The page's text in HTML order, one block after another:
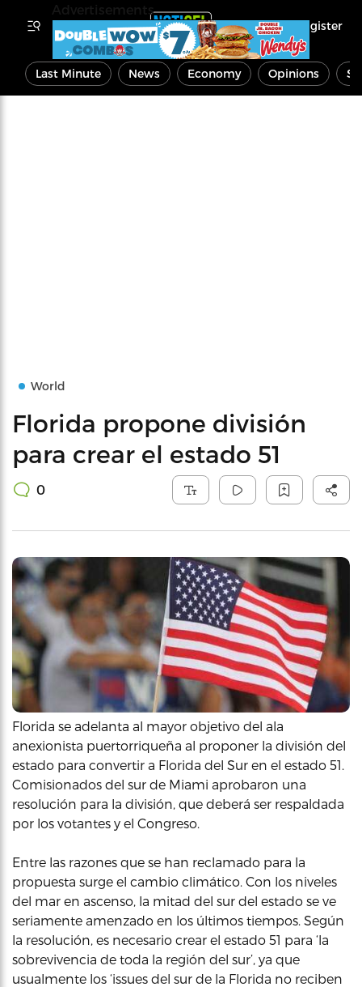
Register
Last Minute News Economy Opinions
World
Florida propone división
para crear el estado 51
0
Florida se adelanta al mayor objetivo del ala
anexionista puertorriqueña al proponer la división del
estado para convertir a Florida del Sur en el estado 51.
Comisionados del sur de Miami aprobaron una
resolución para la división, que deberá ser respaldada
por los votantes y el Congreso.
Entre las razones que se han reclamado para la
propuesta surge el cambio climático. Con los niveles
del mar en ascenso, la mitad del sur del estado se ve
seriamente amenzado en los últimos tiempos. Según
la resolución, es necesario crear el estado 51 para ‘la
sobrevivencia de toda la región del sur’, ya que
usualmente los ‘issues del sur de la Florida no reciben
Advertisements